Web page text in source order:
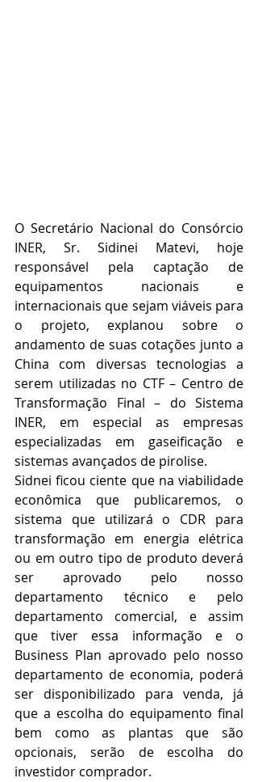
O Secretário Nacional do Consórcio
INER, Sr. Sidinei Matevi, hoje
responsável pela captação de
equipamentos nacionais e
internacionais que sejam viáveis para
o projeto, explanou sobre o
andamento de suas cotações junto a
China com diversas tecnologias a
serem utilizadas no CTF – Centro de
Transformação Final – do Sistema
INER, em especial as empresas
especializadas em gaseificação e
sistemas avançados de pirolise.
Sidnei ficou ciente que na viabilidade
econômica que publicaremos, o
sistema que utilizará o CDR para
transformação em energia elétrica
ou em outro tipo de produto deverá
ser aprovado pelo nosso
departamento técnico e pelo
departamento comercial, e assim
que tiver essa informação e o
Business Plan aprovado pelo nosso
departamento de economia, poderá
ser disponibilizado para venda, já
que a escolha do equipamento final
bem como as plantas que são
opcionais, serão de escolha do
investidor comprador.